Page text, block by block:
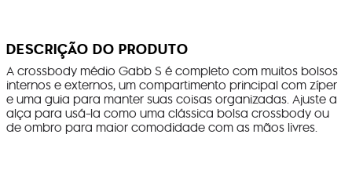
DESCRIÇÃO DO PRODUTO
A crossbody médio Gabb S é completo com muitos bolsos
internos e externos, um compartimento principal com zíper
e uma guia para manter suas coisas organizadas. Ajuste a
alça para usá-la como uma clássica bolsa crossbody ou
de ombro para maior comodidade com as mãos livres.